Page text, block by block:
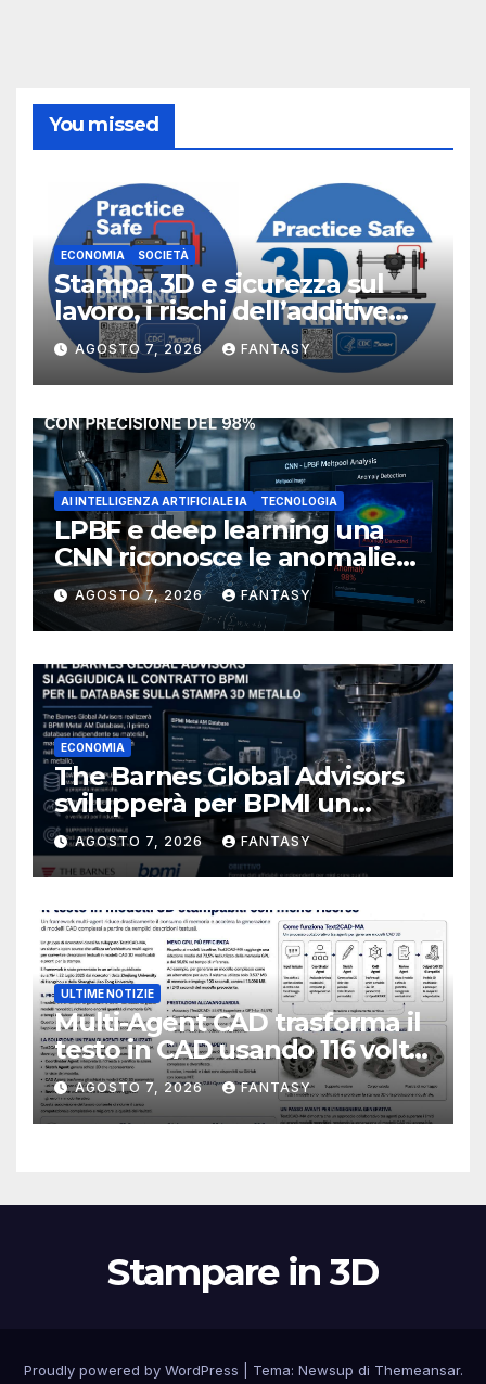
You missed
ECONOMIA SOCIETÀ
Stampa 3D e sicurezza sul
lavoro, i rischi dell’additive
manufacturing secondo
NIOSH
AGOSTO 7, 2026 FANTASY
AI INTELLIGENZA ARTIFICIALE IA TECNOLOGIA
LPBF e deep learning una
CNN riconosce le anomalie
del bagno di fusione
AGOSTO 7, 2026 FANTASY
ECONOMIA
The Barnes Global Advisors
svilupperà per BPMI un
database per la stampa 3D
metallica destinata alla filiera
navale statunitense
AGOSTO 7, 2026 FANTASY
ULTIME NOTIZIE
Multi-Agent CAD trasforma il
testo in CAD usando 116 volte
meno token
AGOSTO 7, 2026 FANTASY
Stampare in 3D
Proudly powered by WordPress Tema: Newsup di Themeansar.